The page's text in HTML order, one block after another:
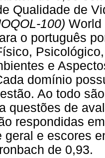
Qualidade de
100) World
o português
e
domínio
Ao todo
questões de
respondidas
geral e escores
de 0,93.